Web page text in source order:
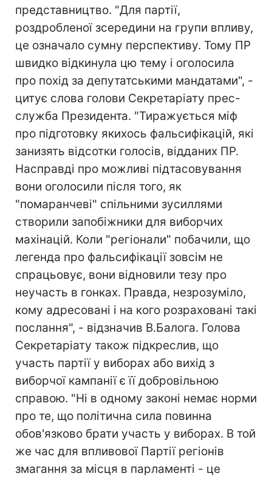
представництво. "Для партії,
роздробленої зсередини на групи впливу,
це означало сумну перспективу. Тому ПР
швидко відкинула цю тему і оголосила
про похід за депутатськими мандатами", -
цитує слова голови Секретаріату прес-
служба Президента. "Тиражується міф
про підготовку якихось фальсифікацій, які
занизять відсотки голосів, відданих ПР.
Насправді про можливі підтасовування
вони оголосили після того, як
"помаранчеві" спільними зусиллями
створили запобіжники для виборчих
махінацій. Коли "регіонали" побачили, що
легенда про фальсифікації зовсім не
спрацьовує, вони відновили тезу про
неучасть в гонках. Правда, незрозуміло,
кому адресовані і на кого розраховані такі
послання", - відзначив В.Балога. Голова
Секретаріату також підкреслив, що
участь партії у виборах або вихід з
виборчої кампанії є її добровільною
справою. "Ні в одному законі немає норми
про те, що політична сила повинна
обов'язково брати участь у виборах. В той
же час для впливової Партії регіонів
змагання за місця в парламенті - це